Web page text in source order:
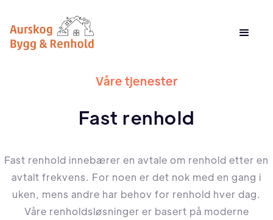
Våre tjenester
Fast renhold
Fast renhold innebærer en avtale om renhold etter en
avtalt frekvens. For noen er det nok med en gang i
uken, mens andre har behov for renhold hver dag.
Våre renholdsløsninger er basert på moderne